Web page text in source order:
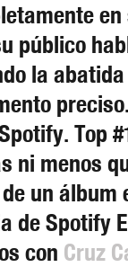
en
público
la
Top
ni menos
un álbum
de Spotify
con Cruz